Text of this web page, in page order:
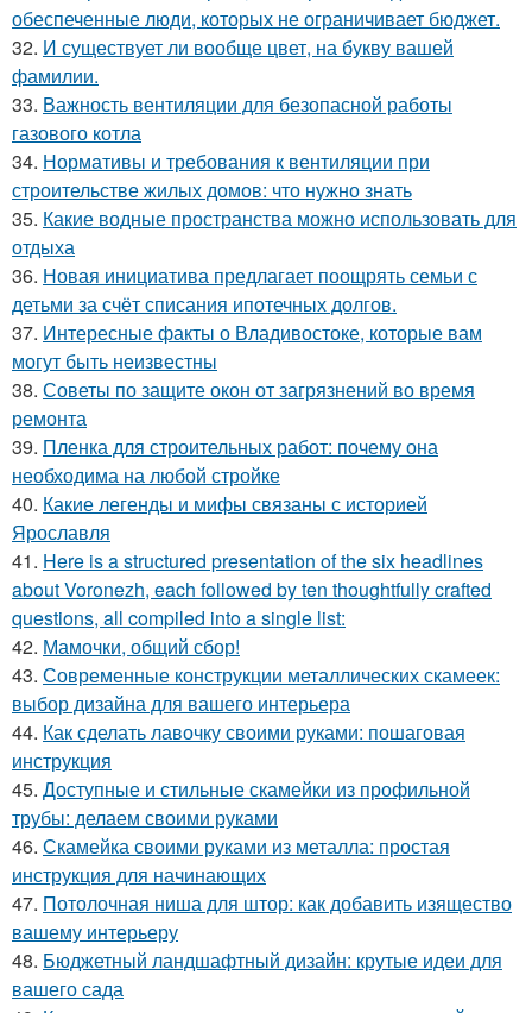
обеспеченные люди, которых не ограничивает бюджет.
32. И существует ли вообще цвет, на букву вашей
фамилии.
33. Важность вентиляции для безопасной работы
газового котла
34. Нормативы и требования к вентиляции при
строительстве жилых домов: что нужно знать
35. Какие водные пространства можно использовать для
отдыха
36. Новая инициатива предлагает поощрять семьи с
детьми за счёт списания ипотечных долгов.
37. Интересные факты о Владивостоке, которые вам
могут быть неизвестны
38. Советы по защите окон от загрязнений во время
ремонта
39. Пленка для строительных работ: почему она
необходима на любой стройке
40. Какие легенды и мифы связаны с историей
Ярославля
41. Here is a structured presentation of the six headlines
about Voronezh, each followed by ten thoughtfully crafted
questions, all compiled into a single list:
42. Мамочки, общий сбор!
43. Современные конструкции металлических скамеек:
выбор дизайна для вашего интерьера
44. Как сделать лавочку своими руками: пошаговая
инструкция
45. Доступные и стильные скамейки из профильной
трубы: делаем своими руками
46. Скамейка своими руками из металла: простая
инструкция для начинающих
47. Потолочная ниша для штор: как добавить изящество
вашему интерьеру
48. Бюджетный ландшафтный дизайн: крутые идеи для
вашего сада